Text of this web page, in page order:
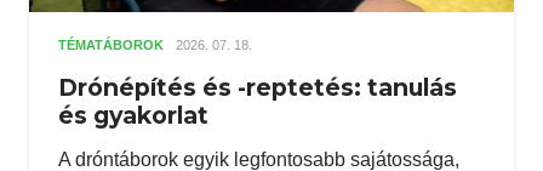
TÉMATÁBOROK 2026. 07. 18.
Drónépítés és -reptetés: tanulás
és gyakorlat
A dróntáborok egyik legfontosabb sajátossága,